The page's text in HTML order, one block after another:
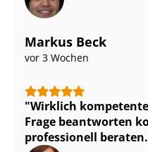
Markus Beck
vor 3 Wochen
Wirklich
Frage beantworten
professionell beraten.